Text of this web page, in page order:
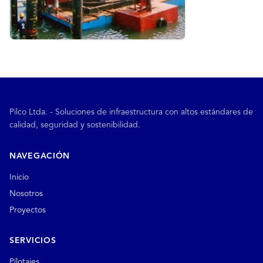
Pilco Ltda. - Soluciones de infraestructura con altos estándares de
calidad, seguridad y sostenibilidad.
NAVEGACIÓN
Inicio
Nosotros
Proyectos
SERVICIOS